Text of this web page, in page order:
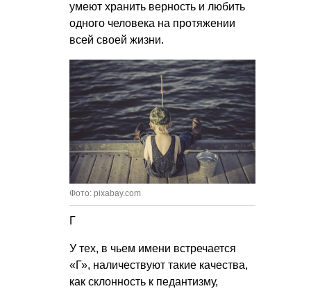
умеют хранить верность и любить
одного человека на протяжении
всей своей жизни.
Фото: pixabay.com
Г
У тех, в чьем имени встречается
«Г», наличествуют такие качества,
как склонность к педантизму,